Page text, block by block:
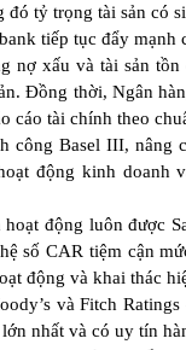
đó tỷ trọng tài sản có
tiếp tục đẩy
nợ xấu và tài sản
Đồng thời, Ngân
cáo tài chính theo
công Basel III, nâng
động kinh doanh
hoạt động luôn được
số CAR tiệm cận
động và khai thác
và Fitch
nhất và có uy tín